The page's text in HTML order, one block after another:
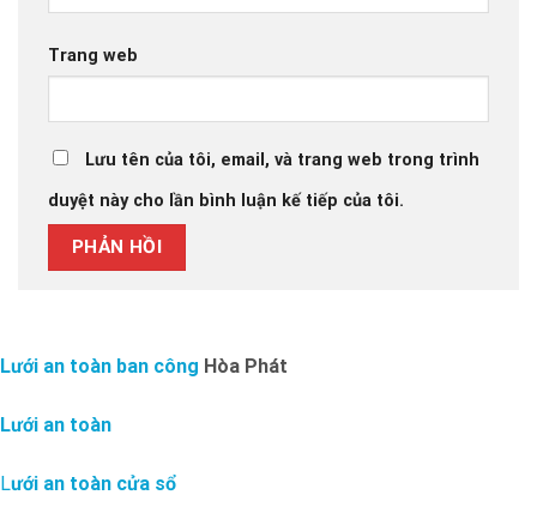
Trang web
Lưu tên của tôi, email, và trang web trong trình
duyệt này cho lần bình luận kế tiếp của tôi.
Lưới an toàn ban công Hòa Phát
Lưới an toàn
Lưới an toàn cửa sổ